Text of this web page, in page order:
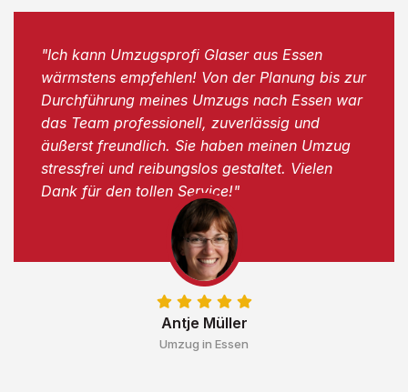
Antje Müller
Umzug in Essen
"Ich kann Umzugsprofi Glaser aus Essen
wärmstens empfehlen! Von der Planung bis zur
Durchführung meines Umzugs nach Essen war
das Team professionell, zuverlässig und
äußerst freundlich. Sie haben meinen Umzug
stressfrei und reibungslos gestaltet. Vielen
Dank für den tollen Service!"